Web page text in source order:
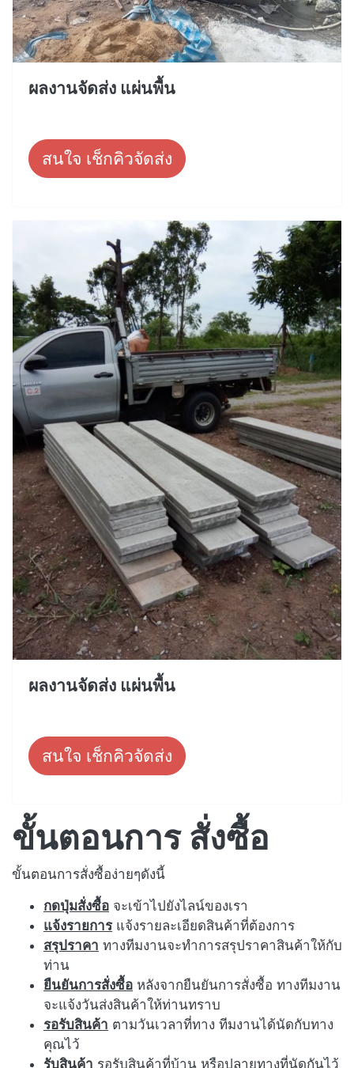
ผลงานจัดส่ง แผ่นพื้น
สนใจ เช็กคิวจัดส่ง
ผลงานจัดส่ง แผ่นพื้น
สนใจ เช็กคิวจัดส่ง
ขั้นตอนการ สั่งซื้อ
ขั้นตอนการสั่งซื้อง่ายๆดังนี้
กดปุ่มสั่งซื้อ จะเข้าไปยังไลน์ของเรา
แจ้งรายการแจ้งรายละเอียดสินค้าที่ต้องการ
สรุปราคา ทางทีมงานจะทำการสรุปราคาสินค้าให้กับ
ท่าน
ยืนยันการสั่งซื้อ หลังจากยืนยันการสั่งซื้อ ทางทีมงาน
จะแจ้งวันส่งสินค้าให้ท่านทราบ
รอรับสินค้า ตามวันเวลาที่ทาง ทีมงานได้นัดกับทาง
คุณไว้
รับสินค้า รอรับสินค้าที่บ้าน หรือปลายทางที่นัดกันไว้